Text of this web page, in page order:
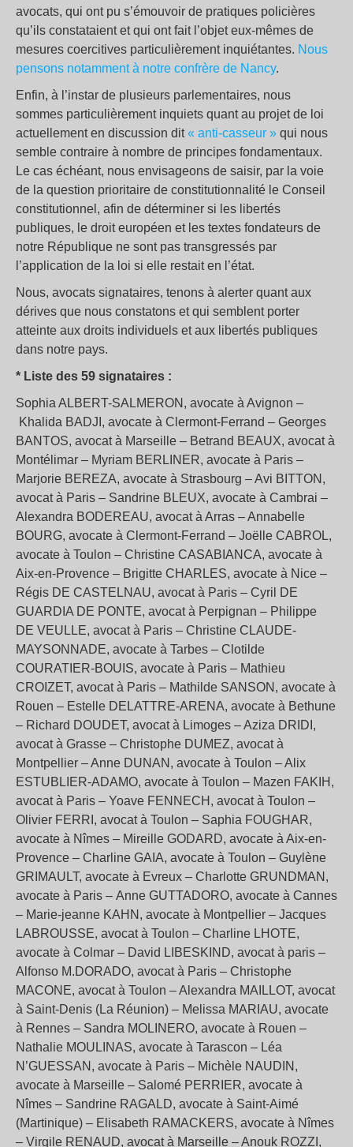
avocats, qui ont pu s’émouvoir de pratiques policières
qu’ils constataient et qui ont fait l’objet eux-mêmes de
mesures coercitives particulièrement inquiétantes. Nous
pensons notamment à notre confrère de Nancy.
Enfin, à l’instar de plusieurs parlementaires, nous
sommes particulièrement inquiets quant au projet de loi
actuellement en discussion dit« anti-casseur » qui nous
semble contraire à nombre de principes fondamentaux.
Le cas échéant, nous envisageons de saisir, par la voie
de la question prioritaire de constitutionnalité le Conseil
constitutionnel, afin de déterminer si les libertés
publiques, le droit européen et les textes fondateurs de
notre République ne sont pas transgressés par
l’application de la loi si elle restait en l’état.
Nous, avocats signataires, tenons à alerter quant aux
dérives que nous constatons et qui semblent porter
atteinte aux droits individuels et aux libertés publiques
dans notre pays.
* Liste des 59 signataires :
Sophia ALBERT-SALMERON, avocate à Avignon –
Khalida BADJI, avocate à Clermont-Ferrand – Georges
BANTOS, avocat à Marseille – Betrand BEAUX, avocat à
Montélimar – Myriam BERLINER, avocate à Paris –
Marjorie BEREZA, avocate à Strasbourg – Avi BITTON,
avocat à Paris – Sandrine BLEUX, avocate à Cambrai –
Alexandra BODEREAU, avocat à Arras – Annabelle
BOURG, avocate à Clermont-Ferrand – Joëlle CABROL,
avocate à Toulon – Christine CASABIANCA, avocate à
Aix-en-Provence – Brigitte CHARLES, avocate à Nice –
Régis DE CASTELNAU, avocat à Paris – Cyril DE
GUARDIA DE PONTE, avocat à Perpignan – Philippe
DE VEULLE, avocat à Paris – Christine CLAUDE-
MAYSONNADE, avocate à Tarbes – Clotilde
COURATIER-BOUIS, avocate à Paris – Mathieu
CROIZET, avocat à Paris – Mathilde SANSON, avocate à
Rouen – Estelle DELATTRE-ARENA, avocate à Bethune
– Richard DOUDET, avocat à Limoges – Aziza DRIDI,
avocat à Grasse – Christophe DUMEZ, avocat à
Montpellier – Anne DUNAN, avocate à Toulon – Alix
ESTUBLIER-ADAMO, avocate à Toulon – Mazen FAKIH,
avocat à Paris – Yoave FENNECH, avocat à Toulon –
Olivier FERRI, avocat à Toulon – Saphia FOUGHAR,
avocate à Nîmes – Mireille GODARD, avocate à Aix-en-
Provence – Charline GAIA, avocate à Toulon – Guylène
GRIMAULT, avocate à Evreux – Charlotte GRUNDMAN,
avocate à Paris – Anne GUTTADORO, avocate à Cannes
– Marie-jeanne KAHN, avocate à Montpellier – Jacques
LABROUSSE, avocat à Toulon – Charline LHOTE,
avocate à Colmar – David LIBESKIND, avocat à paris –
Alfonso M.DORADO, avocat à Paris – Christophe
MACONE, avocat à Toulon – Alexandra MAILLOT, avocat
à Saint-Denis (La Réunion) – Melissa MARIAU, avocate
à Rennes – Sandra MOLINERO, avocate à Rouen –
Nathalie MOULINAS, avocate à Tarascon – Léa
N’GUESSAN, avocate à Paris – Michèle NAUDIN,
avocate à Marseille – Salomé PERRIER, avocate à
Nîmes – Sandrine RAGALD, avocate à Saint-Aimé
(Martinique) – Elisabeth RAMACKERS, avocate à Nîmes
– Virgile RENAUD, avocat à Marseille – Anouk ROZZI,